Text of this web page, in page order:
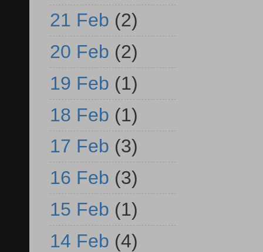
21 Feb (2)
20 Feb (2)
19 Feb (1)
18 Feb (1)
17 Feb (3)
16 Feb (3)
15 Feb (1)
14 Feb (4)